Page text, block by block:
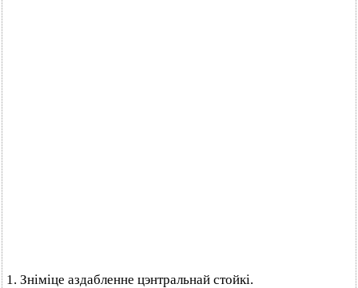
1. Зніміце аздабленне цэнтральнай стойкі.